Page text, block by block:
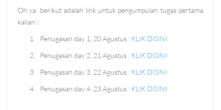
Oh ya, berikut adalah link untuk pengumpulan tugas pertama
kalian :
1.
Penugasan day 1, 20 Agustus : KLIK DISINI
2.
Penugasan day 2, 21 Agustus : KLIK DISINI
3.
Penugasan day 3, 22 Agustus : KLIK DISINI
4.
Penugasan day 4, 23 Agustus : KLIK DISINI